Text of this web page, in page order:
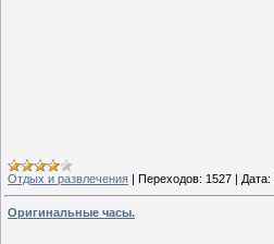
Отдых и развлечения Переходов: 1527 Дата:
Оригинальные часы.